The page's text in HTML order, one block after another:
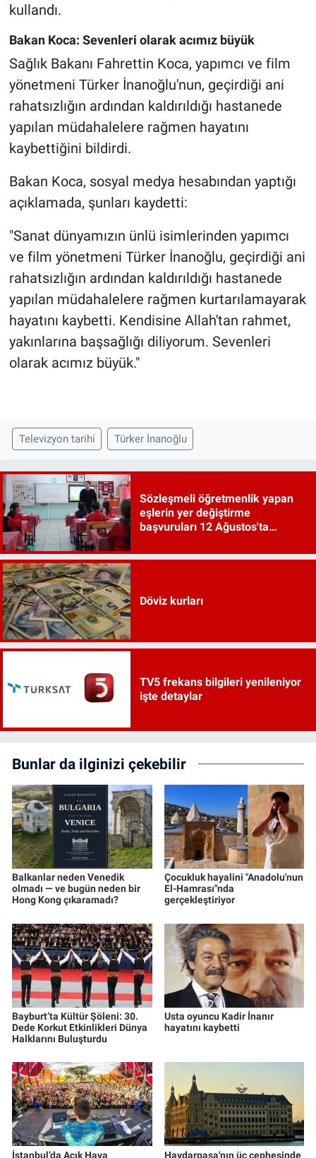
kullandı.
Bakan Koca: Sevenleri olarak acımız büyük
Sağlık Bakanı Fahrettin Koca, yapımcı ve film
yönetmeni Türker İnanoğlu'nun, geçirdiği ani
rahatsızlığın ardından kaldırıldığı hastanede
yapılan müdahalelere rağmen hayatını
kaybettiğini bildirdi.
Bakan Koca, sosyal medya hesabından yaptığı
açıklamada, şunları kaydetti:
"Sanat dünyamızın ünlü isimlerinden yapımcı
ve film yönetmeni Türker İnanoğlu, geçirdiği ani
rahatsızlığın ardından kaldırıldığı hastanede
yapılan müdahalelere rağmen kurtarılamayarak
hayatını kaybetti. Kendisine Allah'tan rahmet,
yakınlarına başsağlığı diliyorum. Sevenleri
olarak acımız büyük."
Televizyon tarihi Türker İnanoğlu
Sözleşmeli öğretmenlik yapan
eşlerin yer değiştirme
başvuruları 12 Ağustos'ta
Döviz kurları
TV5 frekans bilgileri yenileniyor
işte detaylar
Bunlar da ilginizi çekebilir
Balkanlar neden Venedik
olmadı — ve bugün neden bir
Hong Kong çıkaramadı?
Çocukluk hayalini "Anadolu'nun
El-Hamrası"nda
gerçekleştiriyor
Bayburt’ta Kültür Şöleni: 30.
Dede Korkut Etkinlikleri Dünya
Halklarını Buluşturdu
Usta oyuncu Kadir İnanır
hayatını kaybetti
İstanbul’da Açık Hava Haydarpaşa'nın üç cephesinde